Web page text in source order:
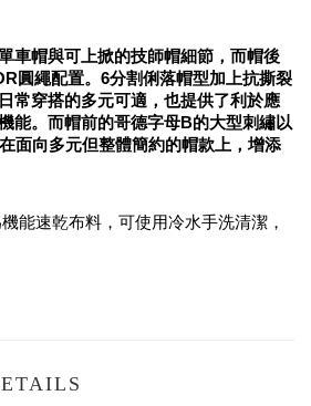
車帽與可上掀的技師帽細節，而帽後
圓繩配置。6分割俐落帽型加上抗撕裂
常穿搭的多元可適，也提供了利於應
能。而帽前的哥德字母B的大型刺繡以
面向多元但整體簡約的帽款上，增添
能速乾布料，可使用冷水手洗清潔，